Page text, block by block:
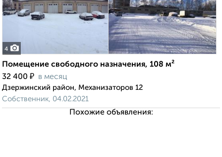
4
Помещение свободного назначения, 108 м²
32 400 ₽ в месяц
Дзержинский район, Механизаторов 12
Собственник, 04.02.2021
Похожие объявления: